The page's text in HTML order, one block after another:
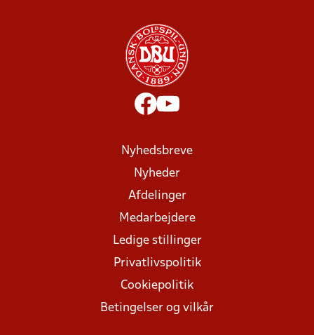
Nyhedsbreve
Nyheder
Afdelinger
Medarbejdere
Ledige stillinger
Privatlivspolitik
Cookiepolitik
Betingelser og vilkår